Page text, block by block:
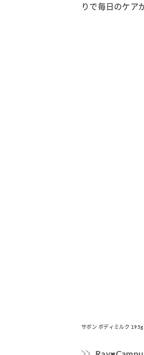
りで毎日のケア
サボン ボディミルク